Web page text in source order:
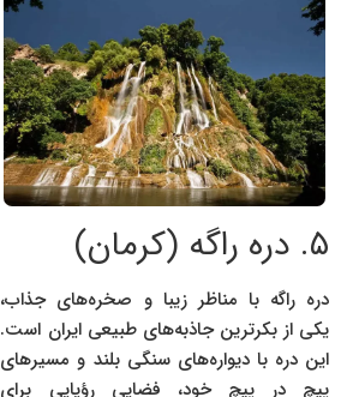
۵. دره راگه (کرمان)
دره راگه با مناظر زیبا و صخره‌های جذاب،
یکی از بکرترین جاذبه‌های طبیعی ایران است.
این دره با دیواره‌های سنگی بلند و مسیرهای
پیچ در پیچ خود، فضایی رؤیایی برای